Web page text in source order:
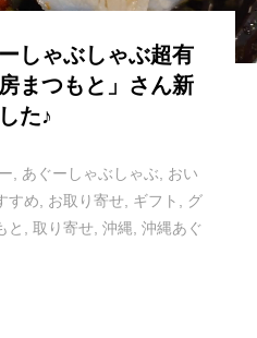
しゃぶしゃぶ超有
まつもと」さん新
た♪
あぐーしゃぶしゃぶ
おい
すめ お取り寄せ ギフト
グ
と 取り寄せ 沖縄 沖縄あぐ